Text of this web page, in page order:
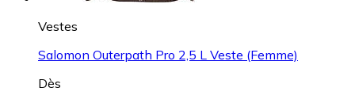
Vestes
Salomon Outerpath Pro 2,5 L Veste (Femme)
Dès